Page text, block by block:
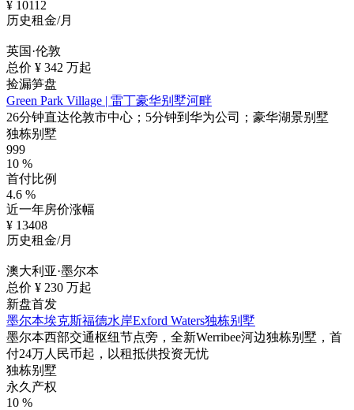
¥ 10112
历史租金/月
英国·伦敦
总价 ¥ 342 万起
捡漏笋盘
Green Park Village | 雷丁豪华别墅河畔
26分钟直达伦敦市中心；5分钟到华为公司；豪华湖景别墅
独栋别墅
999
10 %
首付比例
4.6 %
近一年房价涨幅
¥ 13408
历史租金/月
澳大利亚·墨尔本
总价 ¥ 230 万起
新盘首发
墨尔本埃克斯福德水岸Exford Waters独栋别墅
墨尔本西部交通枢纽节点旁，全新Werribee河边独栋别墅，首
付24万人民币起，以租抵供投资无忧
独栋别墅
永久产权
10 %